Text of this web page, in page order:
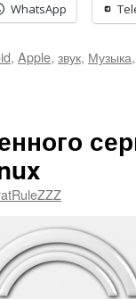
WhatsApp
, Apple, звук, Музыка